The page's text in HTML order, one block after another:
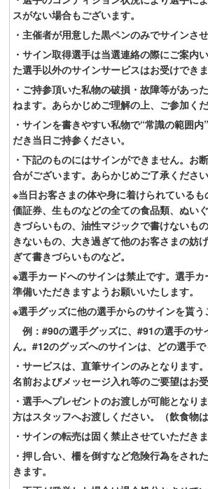
スがない場合もございます。
・主催者が用意した黒ペンのみでサインさ
・サイン取得選手は当選連絡の際にご案内
た選手以外のサインサービスはお受けできま
・ご持参頂いた私物の破損・故障等があっ
ねます。あらかじめご理解の上、ご参加くだ
・サインを書きやすい私物で“常識の範囲
だき当日ご持参ください。
・下記のものにはサインができません。お
合がございます。あらかじめご了承ください
※当日お客さまの体や身に着けられている
価証券、生ものなどの全ての食品類、ぬい
きづらいもの、油性マジックで書けないも
きないもの、大き過ぎて他のお客さまの妨
ぎて書きづらいものなど。
※選手カードへのサインは禁止です。選手
準備いただきますようお願いいたします。
※選手グッズに他の選手からのサインを貰う
例：#90の選手グッズに、#91の選手のサ
ん。#12のグッズへのサインは、どの選手で
・サービスは、直筆サインのみとなります
名前およびメッセージ入れ等のご要望はお受
・選手へプレゼントのお渡しが可能となり
方はスタッフへお渡しください。（飲食物
・サインの転売は固く禁止させていただきま
・押し合い、柵を倒すなど危険行為をされ
きます。